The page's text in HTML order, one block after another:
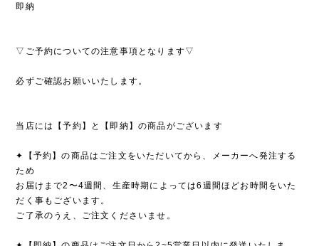
即納
▽ご予約についての注意事項となります▽
必ずご確認お願いいたします。
当店には【予約】と【即納】の商品がございます
✦【予約】の商品はご注文をいただいてから、メーカーへ発注する
ため
お届けまで2〜4週間、生産時期によっては6週間ほどお時間をいた
だく事もございます。
ご了承のうえ、ご注文くださいませ。